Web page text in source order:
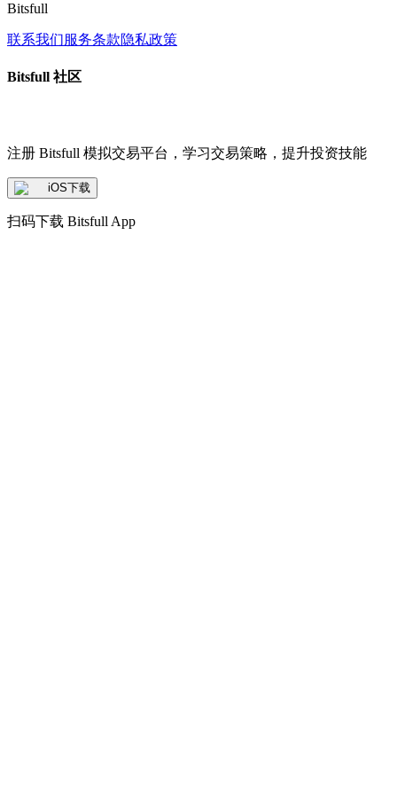
Bitsfull
联系我们服务条款隐私政策
Bitsfull 社区
注册 Bitsfull 模拟交易平台，学习交易策略，提升投资技能
iOS下载
扫码下载 Bitsfull App